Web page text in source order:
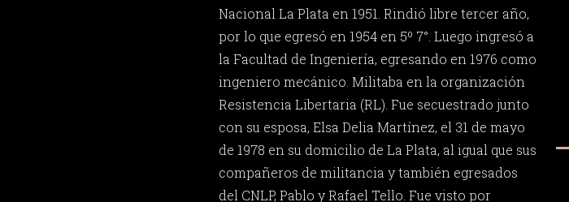
Nacional La Plata en 1951. Rindió libre tercer año,
por lo que egresó en 1954 en 5º 7°. Luego ingresó a
la Facultad de Ingeniería, egresando en 1976 como
ingeniero mecánico. Militaba en la organización
Resistencia Libertaria (RL). Fue secuestrado junto
con su esposa, Elsa Delia Martínez, el 31 de mayo
de 1978 en su domicilio de La Plata, al igual que sus
compañeros de militancia y también egresados
del CNLP, Pablo y Rafael Tello. Fue visto por